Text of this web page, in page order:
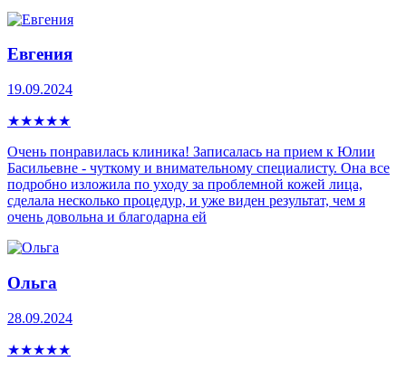
Евгения
19.09.2024
★★★★★
Очень понравилась клиника! Записалась на прием к Юлии
Басильевне - чуткому и внимательному специалисту. Она все
подробно изложила по уходу за проблемной кожей лица,
сделала несколько процедур, и уже виден результат, чем я
очень довольна и благодарна ей
Ольга
28.09.2024
★★★★★